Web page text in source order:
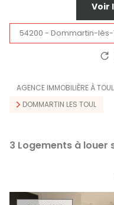
Voir
54200 - Dommartin-lès-
AGENCE IMMOBILIÈRE À
DOMMARTIN LES TOUL
3 Logements à louer